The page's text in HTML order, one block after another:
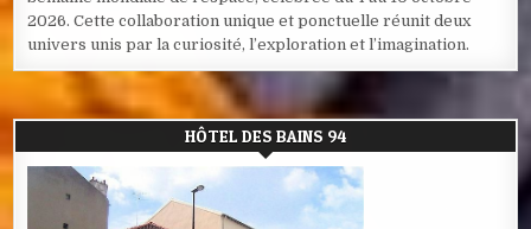
2026. Cette collaboration unique et ponctuelle réunit deux
univers unis par la curiosité, l’exploration et l’imagination.
HÔTEL DES BAINS 94